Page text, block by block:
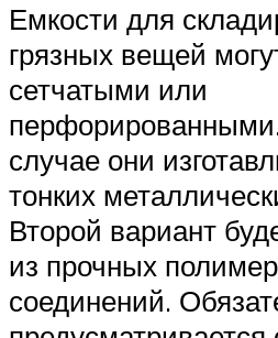
Емкости для
грязных вещей
сетчатыми или
случае они
тонких
Второй вариант
из прочных
соединений.